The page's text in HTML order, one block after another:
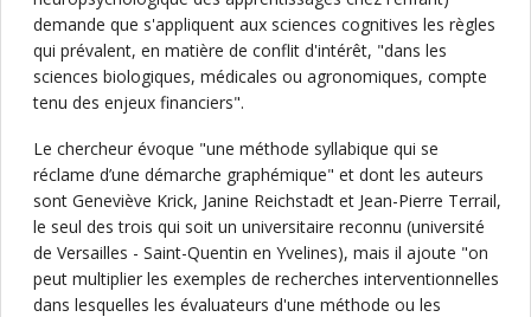
demande que s'appliquent aux sciences cognitives les règles
qui prévalent, en matière de conflit d'intérêt, "dans les
sciences biologiques, médicales ou agronomiques, compte
tenu des enjeux financiers".
Le chercheur évoque "une méthode syllabique qui se
réclame d’une démarche graphémique" et dont les auteurs
sont Geneviève Krick, Janine Reichstadt et Jean-Pierre Terrail,
le seul des trois qui soit un universitaire reconnu (université
de Versailles - Saint-Quentin en Yvelines), mais il ajoute "on
peut multiplier les exemples de recherches interventionnelles
dans lesquelles les évaluateurs d'une méthode ou les